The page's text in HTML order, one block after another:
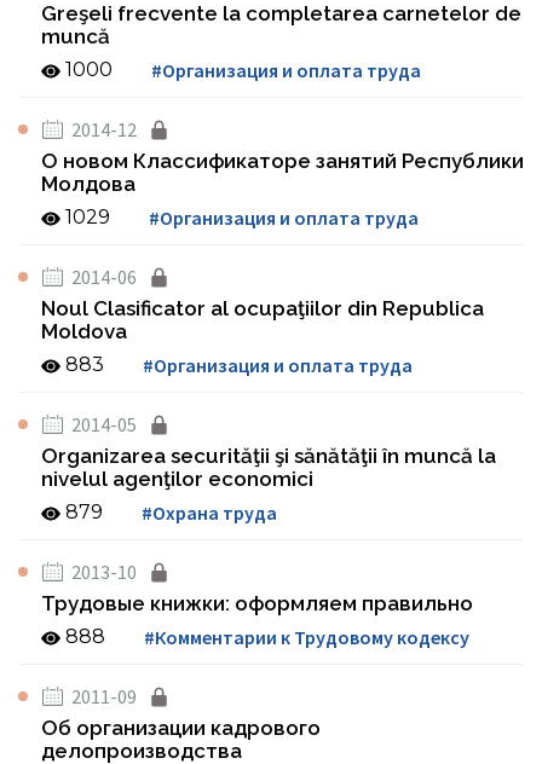
Greşeli frecvente la completarea carnetelor de
muncă
1000 #Организация и оплата труда
2014-12
О новом Классификаторе занятий Республики
Молдова
1029 #Организация и оплата труда
2014-06
Noul Clasificator al ocupaţiilor din Republica
Moldova
883 #Организация и оплата труда
2014-05
Organizarea securităţii şi sănătăţii în muncă la
nivelul agenţilor economici
879 #Охрана труда
2013-10
Трудовые книжки: оформляем правильно
888 #Комментарии к Трудовому кодексу
2011-09
Об организации кадрового
делопроизводства